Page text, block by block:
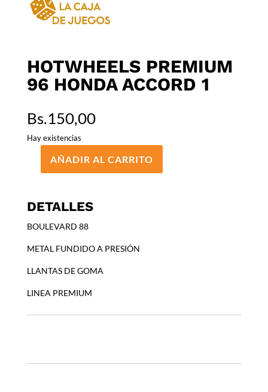
HOTWHEELS PREMIUM
96 HONDA ACCORD 1
Bs.150,00
Hay existencias
HOTWHEELS
HONDA
cantidad
AÑADIR AL CARRITO
DETALLES
BOULEVARD 88
METAL FUNDIDO A PRESIÓN
LLANTAS DE GOMA
LINEA PREMIUM